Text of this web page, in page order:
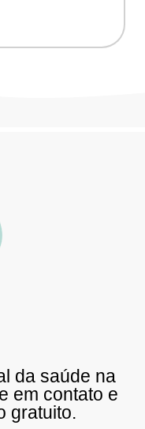
da saúde na
em contato e
gratuito.